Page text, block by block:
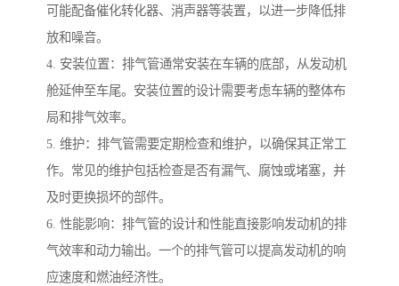
可能配备催化转化器、消声器等装置，以进一步降低排
放和噪音。
4. 安装位置：排气管通常安装在车辆的底部，从发动机
舱延伸至车尾。安装位置的设计需要考虑车辆的整体布
局和排气效率。
5. 维护：排气管需要定期检查和维护，以确保其正常工
作。常见的维护包括检查是否有漏气、腐蚀或堵塞，并
及时更换损坏的部件。
6. 性能影响：排气管的设计和性能直接影响发动机的排
气效率和动力输出。一个的排气管可以提高发动机的响
应速度和燃油经济性。